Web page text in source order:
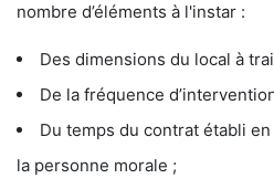
nombre d’éléments à l'instar :
Des dimensions du local à
De la fréquence
Du temps du contrat établi
la personne morale ;